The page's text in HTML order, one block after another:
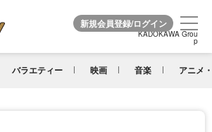
KADOKAWA Grou
p
バラエティー 映画 音楽 アニメ
KADOKAWA Grou
p